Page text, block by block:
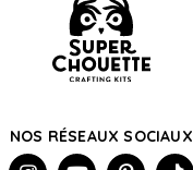
NOS RÉSEAUX SOCIAUX